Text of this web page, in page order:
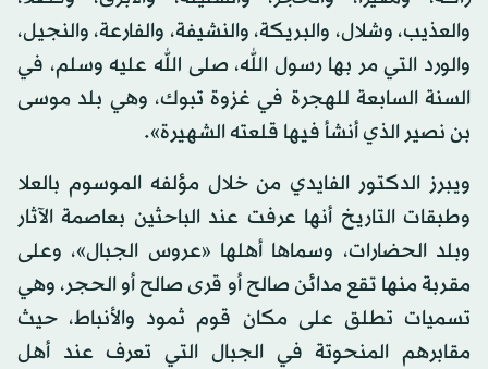
والعذيب، وشلال، والبريكة، والنشيفة، والفارعة، والنجيل،
والورد التي مر بها رسول الله، صلى الله عليه وسلم، في
السنة السابعة للهجرة في غزوة تبوك، وهي بلد موسى
بن نصير الذي أنشأ فيها قلعته الشهيرة».
ويبرز الدكتور الفايدي من خلال مؤلفه الموسوم بالعلا
وطبقات التاريخ أنها عرفت عند الباحثين بعاصمة الآثار
وبلد الحضارات، وسماها أهلها «عروس الجبال»، وعلى
مقربة منها تقع مدائن صالح أو قرى صالح أو الحجر، وهي
تسميات تطلق على مكان قوم ثمود والأنباط، حيث
مقابرهم المنحوتة في الجبال التي تعرف عند أهل